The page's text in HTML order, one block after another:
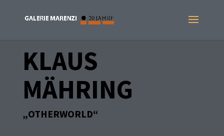
KLAUS
MÄHRING
„OTHERWORLD“